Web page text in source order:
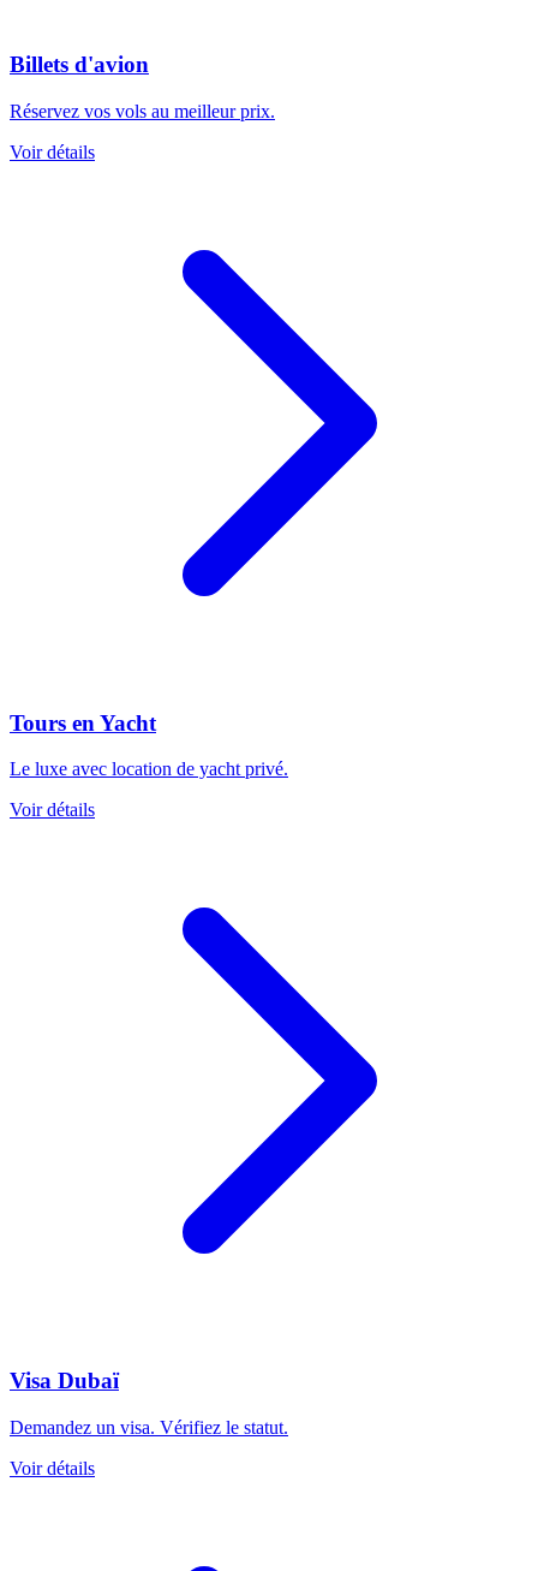
Billets d'avion
Réservez vos vols au meilleur prix.
Voir détails
Tours en Yacht
Le luxe avec location de yacht privé.
Voir détails
Visa Dubaï
Demandez un visa. Vérifiez le statut.
Voir détails